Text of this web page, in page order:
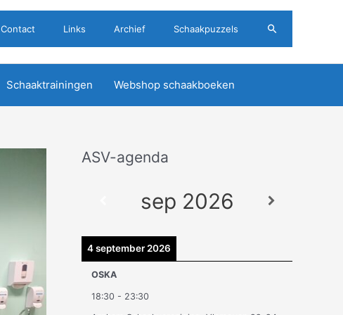
Contact Links Archief Schaakpuzzels Zoeken
Schaaktrainingen Webshop schaakboeken
ASV-agenda
sep 2026
4 september 2026
OSKA
18:30 - 23:30
A
e